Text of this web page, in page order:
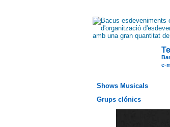
e-
Shows Musicals
Grups clónics